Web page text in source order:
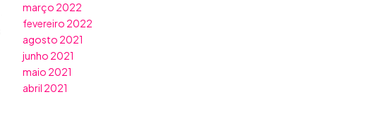
março 2022
fevereiro 2022
agosto 2021
junho 2021
maio 2021
abril 2021